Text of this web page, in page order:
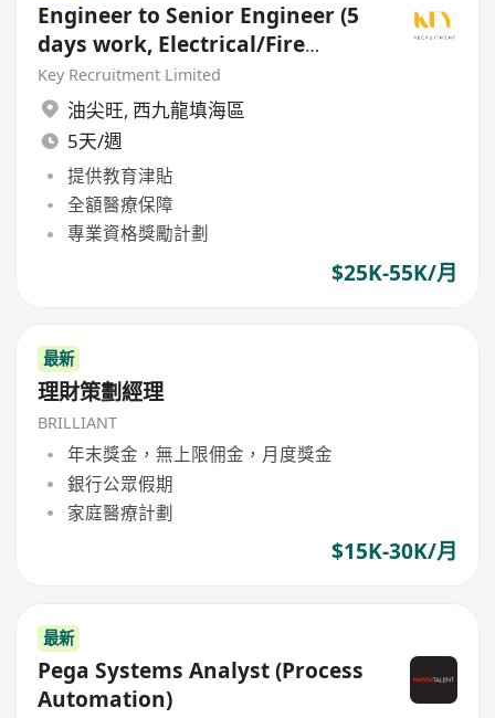
Engineer to Senior Engineer (5
days work, Electrical/Fire
Services/HVAC/P&D)
Key Recruitment Limited
油尖旺, 西九龍填海區
5天/週
提供教育津貼
全額醫療保障
專業資格獎勵計劃
$25K-55K/月
最新
理財策劃經理
BRILLIANT
年末獎金，無上限佣金，月度獎金
銀行公眾假期
家庭醫療計劃
$15K-30K/月
最新
Pega Systems Analyst (Process
Automation)